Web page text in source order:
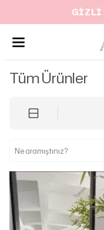
GİZLİ
Tüm Ürünler